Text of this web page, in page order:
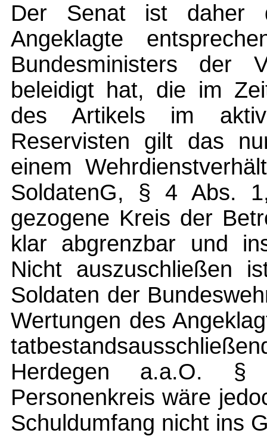
Der Senat ist daher
Angeklagte
Bundesministers der
beleidigt hat, die im
des Artikels im
Reservisten gilt das
einem
SoldatenG, § 4 Abs.
gezogene Kreis der
klar abgrenzbar und
Nicht auszuschließen
Soldaten der
Wertungen des
Herdegen a.a.O.
Personenkreis wäre
Schuldumfang nicht ins